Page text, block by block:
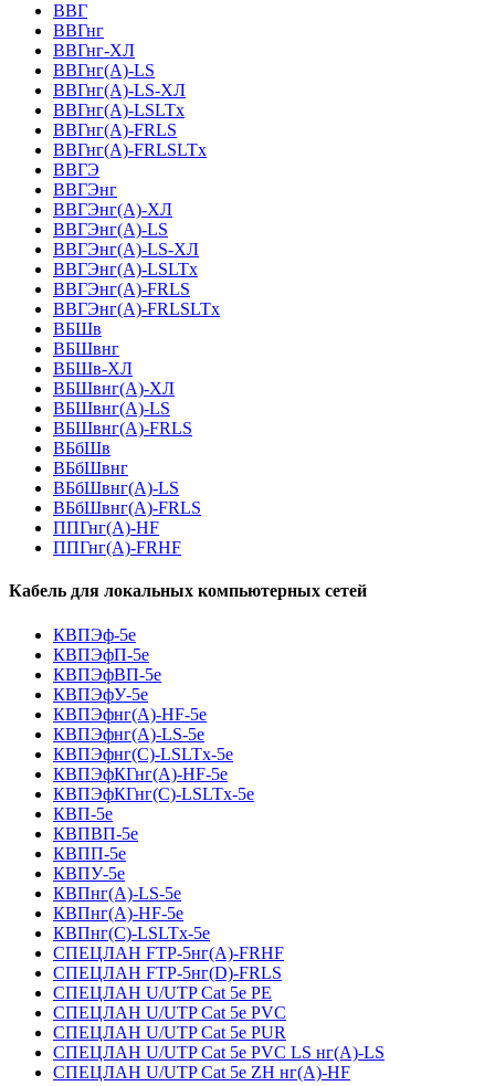
ВВГ
ВВГнг
ВВГнг-ХЛ
ВВГнг(А)-LS
ВВГнг(А)-LS-ХЛ
ВВГнг(А)-LSLTx
ВВГнг(А)-FRLS
ВВГнг(А)-FRLSLTx
ВВГЭ
ВВГЭнг
ВВГЭнг(A)-ХЛ
ВВГЭнг(А)-LS
ВВГЭнг(А)-LS-ХЛ
ВВГЭнг(А)-LSLTx
ВВГЭнг(А)-FRLS
ВВГЭнг(А)-FRLSLTx
ВБШв
ВБШвнг
ВБШв-ХЛ
ВБШвнг(A)-ХЛ
ВБШвнг(A)-LS
ВБШвнг(A)-FRLS
ВБбШв
ВБбШвнг
ВБбШвнг(A)-LS
ВБбШвнг(A)-FRLS
ППГнг(А)-HF
ППГнг(А)-FRHF
Кабель для локальных компьютерных сетей
КВПЭф-5е
КВПЭфП-5е
КВПЭфВП-5е
КВПЭфУ-5е
КВПЭфнг(А)-HF-5е
КВПЭфнг(А)-LS-5е
КВПЭфнг(С)-LSLTx-5е
КВПЭфКГнг(А)-HF-5е
КВПЭфКГнг(С)-LSLTx-5е
КВП-5е
КВПВП-5е
КВПП-5е
КВПУ-5е
КВПнг(А)-LS-5е
КВПнг(А)-HF-5е
КВПнг(С)-LSLTx-5е
СПЕЦЛАН FTP-5нг(А)-FRHF
СПЕЦЛАН FTP-5нг(D)-FRLS
СПЕЦЛАН U/UTP Cat 5e PE
СПЕЦЛАН U/UTP Cat 5e PVC
СПЕЦЛАН U/UTP Cat 5e PUR
СПЕЦЛАН U/UTP Cat 5e PVC LS нг(А)-LS
СПЕЦЛАН U/UTP Cat 5e ZH нг(А)-HF